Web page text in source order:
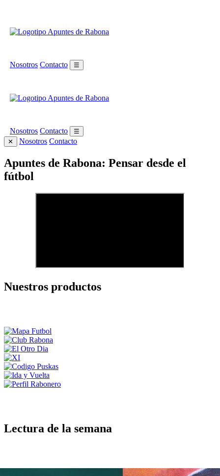
Nosotros Contacto ☰
Nosotros Contacto
☰
✕
Nosotros Contacto
Apuntes de Rabona: Pensar desde el
fútbol
Nuestros productos
Lectura de la semana